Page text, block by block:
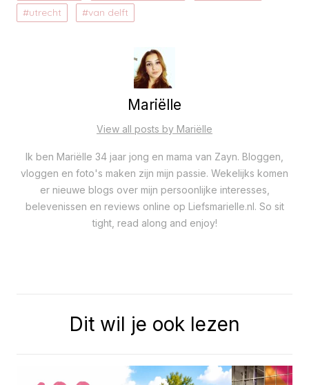
utrecht
van delft
Mariëlle
View all posts by Mariëlle
Ik ben Mariëlle 34 jaar jong en mama van Zayn. Bloggen,
vloggen en foto's maken zijn mijn passie. Wekelijks komen
er nieuwe blogs over mijn persoonlijke interesses,
belevenissen en reviews online op Liefsmarielle.nl. So sit
tight, read along and enjoy!
Dit wil je ook lezen